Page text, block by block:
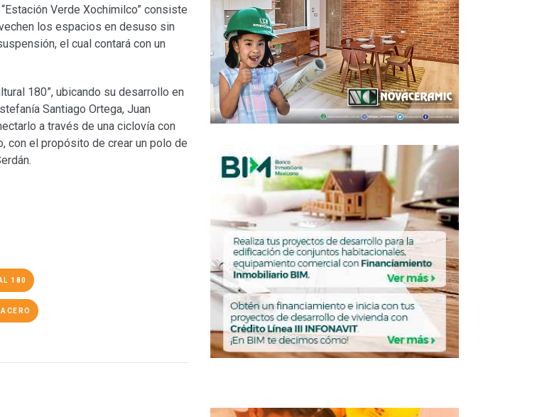
Verde Xochimilco” consiste
los espacios en desuso sin
el cual contará con un
180”, ubicando su desarrollo en
Santiago Ortega, Juan
a través de una ciclovía con
con el propósito de crear un polo de
180